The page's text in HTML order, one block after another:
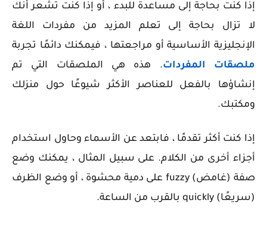
إذا كنت بحاجة إلى مساعدة للبدء ، أو إذا كنت تشعر أنك
لا تزال بحاجة إلى تعلم المزيد من مفردات اللغة
الإنجليزية الأساسية أو مراجعتها ، فيمكنك دائمًا تجربة
ملصقات المفردات. هذه هي الملصقات التي تم
إنشاؤها بالفعل للعناصر الأكثر شيوعًا حول منزلك
ومكتبك.
إذا كنت أكثر تقدمًا ، فابتعد عن الأسماء وحاول استخدام
أجزاء أخرى من الكلام. على سبيل المثال ، يمكنك وضع
صفة (غامض)fuzzy على دمية محشوة ، أو وضع الظرف
(سريعًا) quickly بالقرب من الساعة.